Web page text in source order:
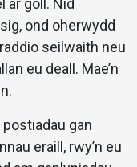
ar goll. Nid
ond oherwydd
seilwaith neu
eu deall. Mae’n
postiadau gan
eraill, rwy’n eu